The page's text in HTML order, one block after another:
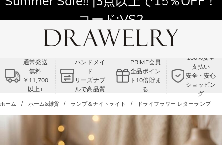
コード:VS2
通常発送
無料
￥11,700
以上+
ハンドメイ
ド
リーズナブ
ルで高品質
PRIME会員
全品ポイン
ト10倍貯ま
る
100%安全
支払い
安全・安心
ショッピン
グ
ホーム ホーム&雑貨 ランプ＆ナイトライト ドライフラワー レターランプ